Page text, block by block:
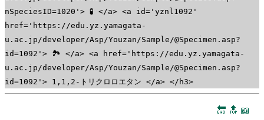
nSpeciesID=1020'> 🧪 </a> <a id='yznl1092'
href='https://edu.yz.yamagata-
u.ac.jp/developer/Asp/Youzan/Sample/@Specimen.asp?
id=1092'> 🏞 </a> <a href='https://edu.yz.yamagata-
u.ac.jp/developer/Asp/Youzan/Sample/@Specimen.asp?
id=1092'> 1,1,2-トリクロロエタン </a> </h3>
🔚 🔝 📖